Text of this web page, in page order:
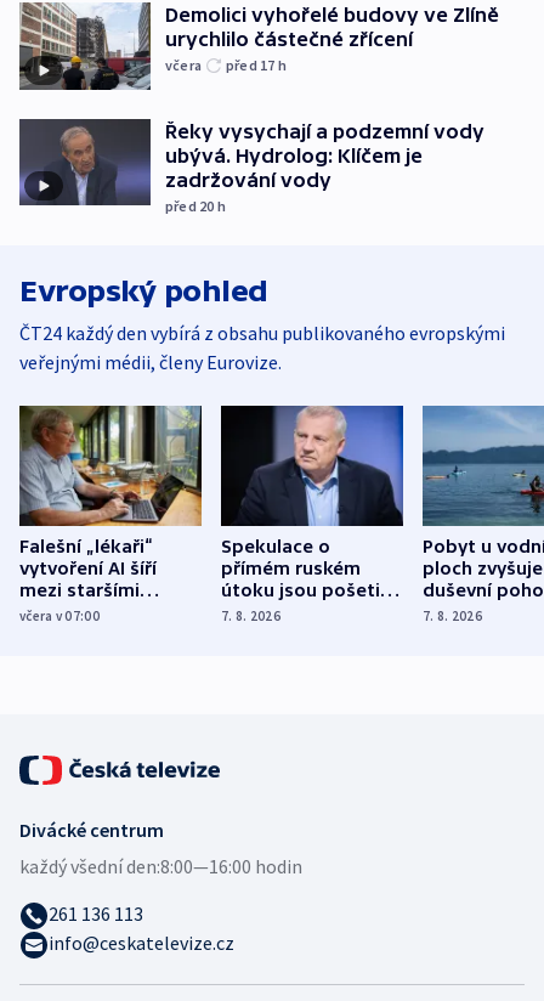
Demolici vyhořelé budovy ve Zlíně
urychlilo částečné zřícení
včera před 17 h
Řeky vysychají a podzemní vody
ubývá. Hydrolog: Klíčem je
zadržování vody
před 20 h
Evropský pohled
ČT24 každý den vybírá z obsahu publikovaného evropskými
veřejnými médii, členy Eurovize.
Falešní „lékaři“
vytvoření AI šíří
mezi staršími
Poláky nebezpečné
včera v 07:00
Spekulace o
přímém ruském
útoku jsou pošetilé,
míní estonský
7. 8. 2026
Pobyt u
ploch zvyšuje
duševní
ukázala
7. 8. 2026
Divácké centrum
každý všední den:8:00—16:00 hodin
261 136 113
info@ceskatelevize.cz